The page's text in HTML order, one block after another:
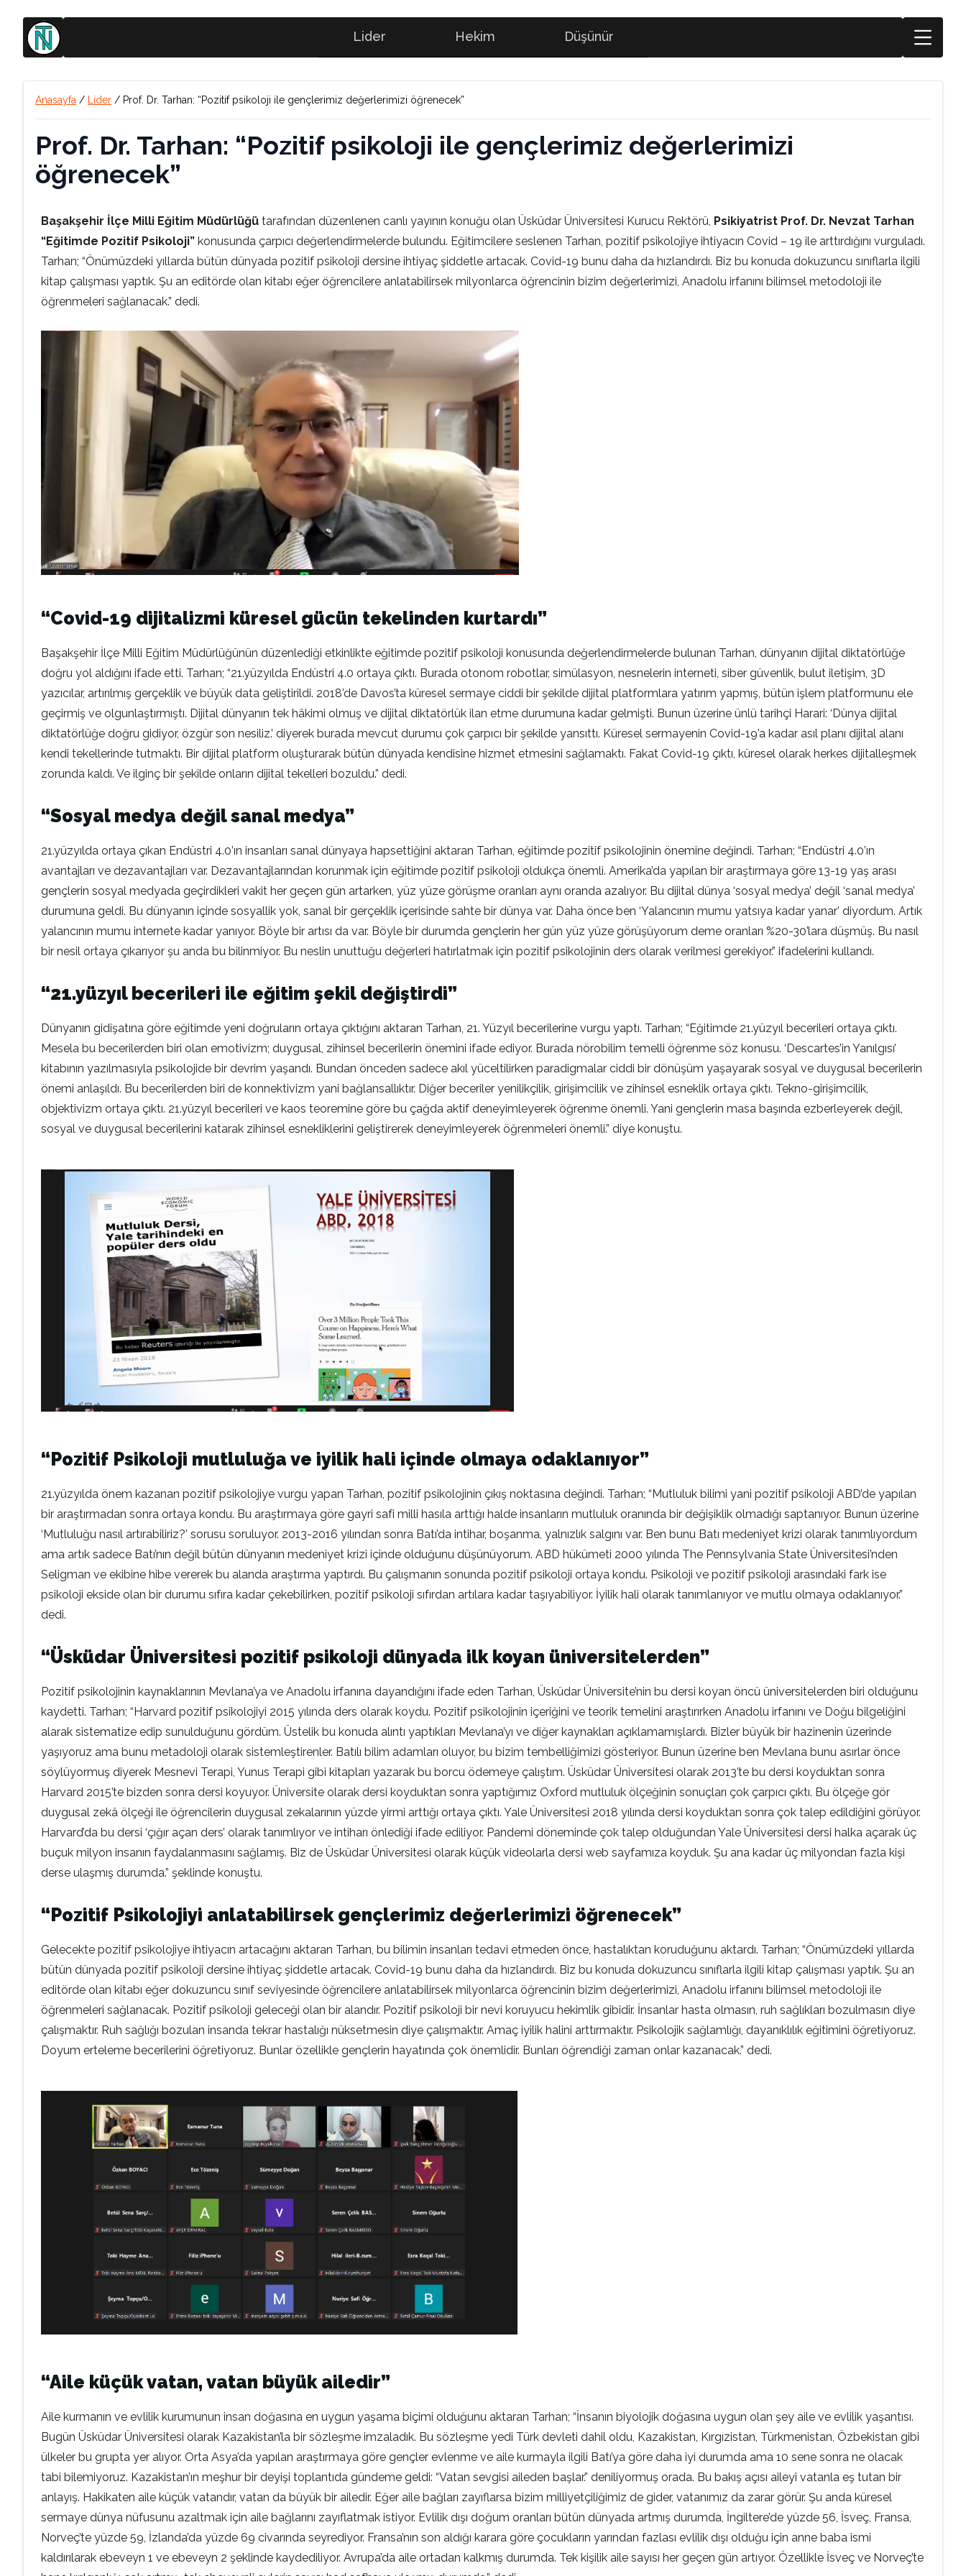
Lider Hekim Düşünür
Anasayfa / Lider / Prof. Dr. Tarhan: “Pozitif psikoloji ile gençlerimiz değerlerimizi öğrenecek”
Prof. Dr. Tarhan: “Pozitif psikoloji ile gençlerimiz değerlerimizi
öğrenecek”
Başakşehir İlçe Milli Eğitim Müdürlüğü tarafından düzenlenen canlı yayının konuğu olan Üsküdar Üniversitesi Kurucu Rektörü, Psikiyatrist Prof. Dr. Nevzat Tarhan
“Eğitimde Pozitif Psikoloji” konusunda çarpıcı değerlendirmelerde bulundu. Eğitimcilere seslenen Tarhan, pozitif psikolojiye ihtiyacın Covid – 19 ile arttırdığını vurguladı.
Tarhan; “Önümüzdeki yıllarda bütün dünyada pozitif psikoloji dersine ihtiyaç şiddetle artacak. Covid-19 bunu daha da hızlandırdı. Biz bu konuda dokuzuncu sınıflarla ilgili
kitap çalışması yaptık. Şu an editörde olan kitabı eğer öğrencilere anlatabilirsek milyonlarca öğrencinin bizim değerlerimizi, Anadolu irfanını bilimsel metodoloji ile
öğrenmeleri sağlanacak.” dedi.
“Covid-19 dijitalizmi küresel gücün tekelinden kurtardı”
Başakşehir İlçe Milli Eğitim Müdürlüğünün düzenlediği etkinlikte eğitimde pozitif psikoloji konusunda değerlendirmelerde bulunan Tarhan, dünyanın dijital diktatörlüğe
doğru yol aldığını ifade etti. Tarhan; “21.yüzyılda Endüstri 4.0 ortaya çıktı. Burada otonom robotlar, simülasyon, nesnelerin interneti, siber güvenlik, bulut iletişim, 3D
yazıcılar, artırılmış gerçeklik ve büyük data geliştirildi. 2018’de Davos’ta küresel sermaye ciddi bir şekilde dijital platformlara yatırım yapmış, bütün işlem platformunu ele
geçirmiş ve olgunlaştırmıştı. Dijital dünyanın tek hâkimi olmuş ve dijital diktatörlük ilan etme durumuna kadar gelmişti. Bunun üzerine ünlü tarihçi Harari: ‘Dünya dijital
diktatörlüğe doğru gidiyor, özgür son nesiliz.’ diyerek burada mevcut durumu çok çarpıcı bir şekilde yansıttı. Küresel sermayenin Covid-19’a kadar asıl planı dijital alanı
kendi tekellerinde tutmaktı. Bir dijital platform oluşturarak bütün dünyada kendisine hizmet etmesini sağlamaktı. Fakat Covid-19 çıktı, küresel olarak herkes dijitalleşmek
zorunda kaldı. Ve ilginç bir şekilde onların dijital tekelleri bozuldu.” dedi.
“Sosyal medya değil sanal medya”
21.yüzyılda ortaya çıkan Endüstri 4.0’ın insanları sanal dünyaya hapsettiğini aktaran Tarhan, eğitimde pozitif psikolojinin önemine değindi. Tarhan; “Endüstri 4.0’ın
avantajları ve dezavantajları var. Dezavantajlarından korunmak için eğitimde pozitif psikoloji oldukça önemli. Amerika’da yapılan bir araştırmaya göre 13-19 yaş arası
gençlerin sosyal medyada geçirdikleri vakit her geçen gün artarken, yüz yüze görüşme oranları aynı oranda azalıyor. Bu dijital dünya ‘sosyal medya’ değil ‘sanal medya’
durumuna geldi. Bu dünyanın içinde sosyallik yok, sanal bir gerçeklik içerisinde sahte bir dünya var. Daha önce ben ‘Yalancının mumu yatsıya kadar yanar’ diyordum. Artık
yalancının mumu internete kadar yanıyor. Böyle bir artısı da var. Böyle bir durumda gençlerin her gün yüz yüze görüşüyorum deme oranları %20-30’lara düşmüş. Bu nasıl
bir nesil ortaya çıkarıyor şu anda bu bilinmiyor. Bu neslin unuttuğu değerleri hatırlatmak için pozitif psikolojinin ders olarak verilmesi gerekiyor.” ifadelerini kullandı.
“21.yüzyıl becerileri ile eğitim şekil değiştirdi”
Dünyanın gidişatına göre eğitimde yeni doğruların ortaya çıktığını aktaran Tarhan, 21. Yüzyıl becerilerine vurgu yaptı. Tarhan; “Eğitimde 21.yüzyıl becerileri ortaya çıktı.
Mesela bu becerilerden biri olan emotivizm; duygusal, zihinsel becerilerin önemini ifade ediyor. Burada nörobilim temelli öğrenme söz konusu. ‘Descartes’in Yanılgısı’
kitabının yazılmasıyla psikolojide bir devrim yaşandı. Bundan önceden sadece akıl yüceltilirken paradigmalar ciddi bir dönüşüm yaşayarak sosyal ve duygusal becerilerin
önemi anlaşıldı. Bu becerilerden biri de konnektivizm yani bağlansallıktır. Diğer beceriler yenilikçilik, girişimcilik ve zihinsel esneklik ortaya çıktı. Tekno-girişimcilik,
objektivizm ortaya çıktı. 21.yüzyıl becerileri ve kaos teoremine göre bu çağda aktif deneyimleyerek öğrenme önemli. Yani gençlerin masa başında ezberleyerek değil,
sosyal ve duygusal becerilerini katarak zihinsel esnekliklerini geliştirerek deneyimleyerek öğrenmeleri önemli.” diye konuştu.
“Pozitif Psikoloji mutluluğa ve iyilik hali içinde olmaya odaklanıyor”
21.yüzyılda önem kazanan pozitif psikolojiye vurgu yapan Tarhan, pozitif psikolojinin çıkış noktasına değindi. Tarhan; “Mutluluk bilimi yani pozitif psikoloji ABD’de yapılan
bir araştırmadan sonra ortaya kondu. Bu araştırmaya göre gayri safi milli hasıla arttığı halde insanların mutluluk oranında bir değişiklik olmadığı saptanıyor. Bunun üzerine
‘Mutluluğu nasıl artırabiliriz?’ sorusu soruluyor. 2013-2016 yılından sonra Batı’da intihar, boşanma, yalnızlık salgını var. Ben bunu Batı medeniyet krizi olarak tanımlıyordum
ama artık sadece Batı’nın değil bütün dünyanın medeniyet krizi içinde olduğunu düşünüyorum. ABD hükümeti 2000 yılında The Pennsylvania State Üniversitesi’nden
Seligman ve ekibine hibe vererek bu alanda araştırma yaptırdı. Bu çalışmanın sonunda pozitif psikoloji ortaya kondu. Psikoloji ve pozitif psikoloji arasındaki fark ise
psikoloji ekside olan bir durumu sıfıra kadar çekebilirken, pozitif psikoloji sıfırdan artılara kadar taşıyabiliyor. İyilik hali olarak tanımlanıyor ve mutlu olmaya odaklanıyor.”
dedi.
“Üsküdar Üniversitesi pozitif psikoloji dünyada ilk koyan üniversitelerden”
Pozitif psikolojinin kaynaklarının Mevlana’ya ve Anadolu irfanına dayandığını ifade eden Tarhan, Üsküdar Üniversite’nin bu dersi koyan öncü üniversitelerden biri olduğunu
kaydetti. Tarhan; “Harvard pozitif psikolojiyi 2015 yılında ders olarak koydu. Pozitif psikolojinin içeriğini ve teorik temelini araştırırken Anadolu irfanını ve Doğu bilgeliğini
alarak sistematize edip sunulduğunu gördüm. Üstelik bu konuda alıntı yaptıkları Mevlana’yı ve diğer kaynakları açıklamamışlardı. Bizler büyük bir hazinenin üzerinde
yaşıyoruz ama bunu metadoloji olarak sistemleştirenler. Batılı bilim adamları oluyor, bu bizim tembelliğimizi gösteriyor. Bunun üzerine ben Mevlana bunu asırlar önce
söylüyormuş diyerek Mesnevi Terapi, Yunus Terapi gibi kitapları yazarak bu borcu ödemeye çalıştım. Üsküdar Üniversitesi olarak 2013’te bu dersi koyduktan sonra
Harvard 2015’te bizden sonra dersi koyuyor. Üniversite olarak dersi koyduktan sonra yaptığımız Oxford mutluluk ölçeğinin sonuçları çok çarpıcı çıktı. Bu ölçeğe gör
duygusal zekâ ölçeği ile öğrencilerin duygusal zekalarının yüzde yirmi arttığı ortaya çıktı. Yale Üniversitesi 2018 yılında dersi koyduktan sonra çok talep edildiğini görüyor.
Harvard’da bu dersi ‘çığır açan ders’ olarak tanımlıyor ve intiharı önlediği ifade ediliyor. Pandemi döneminde çok talep olduğundan Yale Üniversitesi dersi halka açarak üç
buçuk milyon insanın faydalanmasını sağlamış. Biz de Üsküdar Üniversitesi olarak küçük videolarla dersi web sayfamıza koyduk. Şu ana kadar üç milyondan fazla kişi
derse ulaşmış durumda.” şeklinde konuştu.
“Pozitif Psikolojiyi anlatabilirsek gençlerimiz değerlerimizi öğrenecek”
Gelecekte pozitif psikolojiye ihtiyacın artacağını aktaran Tarhan, bu bilimin insanları tedavi etmeden önce, hastalıktan koruduğunu aktardı. Tarhan; “Önümüzdeki yıllarda
bütün dünyada pozitif psikoloji dersine ihtiyaç şiddetle artacak. Covid-19 bunu daha da hızlandırdı. Biz bu konuda dokuzuncu sınıflarla ilgili kitap çalışması yaptık. Şu an
editörde olan kitabı eğer dokuzuncu sınıf seviyesinde öğrencilere anlatabilirsek milyonlarca öğrencinin bizim değerlerimizi, Anadolu irfanını bilimsel metodoloji ile
öğrenmeleri sağlanacak. Pozitif psikoloji geleceği olan bir alandır. Pozitif psikoloji bir nevi koruyucu hekimlik gibidir. İnsanlar hasta olmasın, ruh sağlıkları bozulmasın diye
çalışmaktır. Ruh sağlığı bozulan insanda tekrar hastalığı nüksetmesin diye çalışmaktır. Amaç iyilik halini arttırmaktır. Psikolojik sağlamlığı, dayanıklılık eğitimini öğretiyoruz.
Doyum erteleme becerilerini öğretiyoruz. Bunlar özellikle gençlerin hayatında çok önemlidir. Bunları öğrendiği zaman onlar kazanacak.” dedi.
“Aile küçük vatan, vatan büyük ailedir”
Aile kurmanın ve evlilik kurumunun insan doğasına en uygun yaşama biçimi olduğunu aktaran Tarhan; “İnsanın biyolojik doğasına uygun olan şey aile ve evlilik yaşantısı.
Bugün Üsküdar Üniversitesi olarak Kazakistan’la bir sözleşme imzaladık. Bu sözleşme yedi Türk devleti dahil oldu, Kazakistan, Kırgızistan, Türkmenistan, Özbekistan gibi
ülkeler bu grupta yer alıyor. Orta Asya’da yapılan araştırmaya göre gençler evlenme ve aile kurmayla ilgili Batı’ya göre daha iyi durumda ama 10 sene sonra ne olacak
tabi bilemiyoruz. Kazakistan’ın meşhur bir deyişi toplantıda gündeme geldi: “Vatan sevgisi aileden başlar.” deniliyormuş orada. Bu bakış açısı aileyi vatanla eş tutan bir
anlayış. Hakikaten aile küçük vatandır, vatan da büyük bir ailedir. Eğer aile bağları zayıflarsa bizim milliyetçiliğimiz de gider, vatanımız da zarar görür. Şu anda küresel
sermaye dünya nüfusunu azaltmak için aile bağlarını zayıflatmak istiyor. Evlilik dışı doğum oranları bütün dünyada artmış durumda, İngiltere’de yüzde 56, İsveç, Fransa,
Norveç’te yüzde 59, İzlanda’da yüzde 69 civarında seyrediyor. Fransa’nın son aldığı karara göre çocukların yarından fazlası evlilik dışı olduğu için anne baba ismi
kaldırılarak ebeveyn 1 ve ebeveyn 2 şeklinde kaydediliyor. Avrupa’da aile ortadan kalkmış durumda. Tek kişilik aile sayısı her geçen gün artıyor. Özellikle İsveç ve Norveç’te